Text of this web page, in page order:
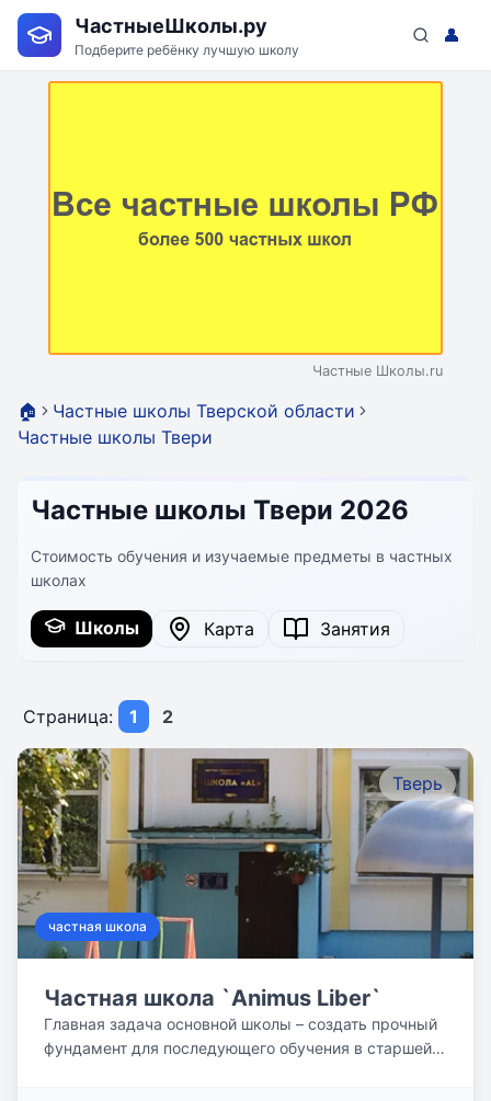
ЧастныеШколы.ру
Подберите ребёнку лучшую школу
👤
Частные Школы.ru
🏠
Частные школы Тверской области
Частные школы Твери
Частные школы Твери 2026
Стоимость обучения и изучаемые предметы в частных
школах
Школы Карта Занятия
Страница: 1 2
Тверь
частная школа
Частная школа `Animus Liber`
Главная задача основной школы – создать прочный
фундамент для последующего обучения в старшей